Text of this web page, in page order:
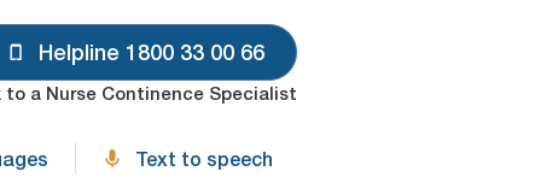
Helpline 1800 33 00 66
to a Nurse Continence Specialist
Text to speech